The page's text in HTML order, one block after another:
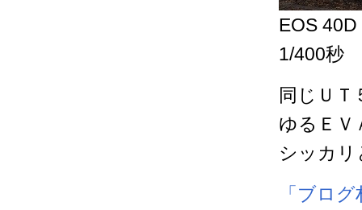
EOS
1/400秒
同じＵＴ
ゆるＥＶ
シッカリ
「ブロ